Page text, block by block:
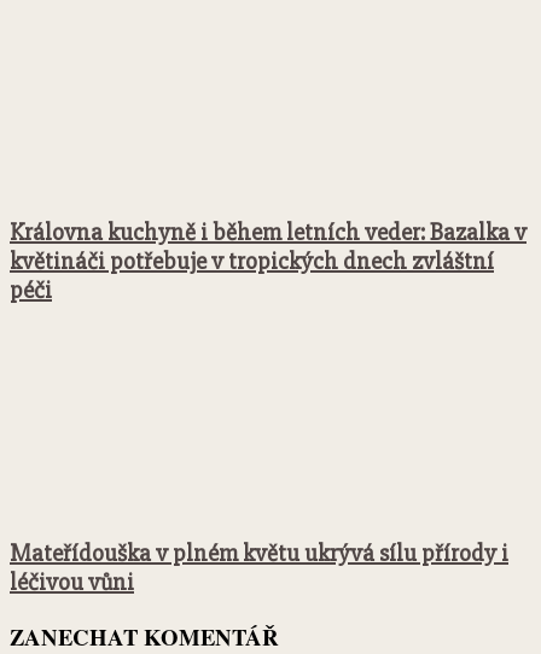
Královna kuchyně i během letních veder: Bazalka v
květináči potřebuje v tropických dnech zvláštní
péči
Mateřídouška v plném květu ukrývá sílu přírody i
léčivou vůni
ZANECHAT KOMENTÁŘ